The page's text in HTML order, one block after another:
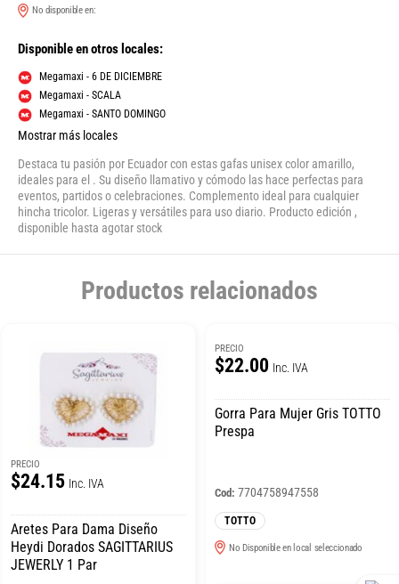
No disponible en:
Disponible en otros locales:
Megamaxi - 6 DE DICIEMBRE
Megamaxi - SCALA
Megamaxi - SANTO DOMINGO
Mostrar más locales
Destaca tu pasión por Ecuador con estas gafas unisex color amarillo,
ideales para el . Su diseño llamativo y cómodo las hace perfectas para
eventos, partidos o celebraciones. Complemento ideal para cualquier
hincha tricolor. Ligeras y versátiles para uso diario. Producto edición ,
disponible hasta agotar stock
Productos relacionados
PRECIO
$24.15 Inc. IVA
Aretes Para Dama Diseño
Heydi Dorados SAGITTARIUS
JEWERLY 1 Par
PRECIO
$22.00 Inc. IVA
Gorra Para Mujer Gris TOTTO
Prespa
Cod: 7704758947558
TOTTO
No Disponible en local seleccionado